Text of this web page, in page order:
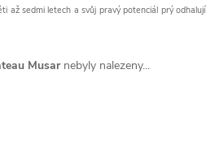
až sedmi letech a svůj pravý potenciál prý odhalují
Musarnebyly nalezeny...